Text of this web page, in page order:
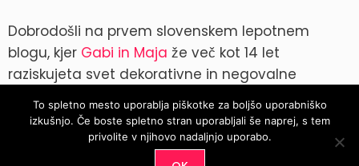
Dobrodošli na prvem slovenskem lepotnem
blogu, kjer Gabi in Maja že več kot 14 let
raziskujeta svet dekorativne in negovalne
kozmetike. Kontakt: blog@parokeets.com
Instagram
Instagram
To spletno mesto uporablja piškotke za boljšo uporabniško
izkušnjo. Če boste spletno stran uporabljali še naprej, s tem
privolite v njihovo nadaljnjo uporabo.